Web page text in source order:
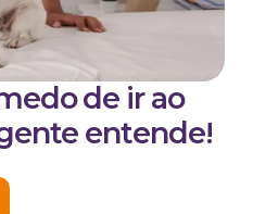
de ir ao
entende!